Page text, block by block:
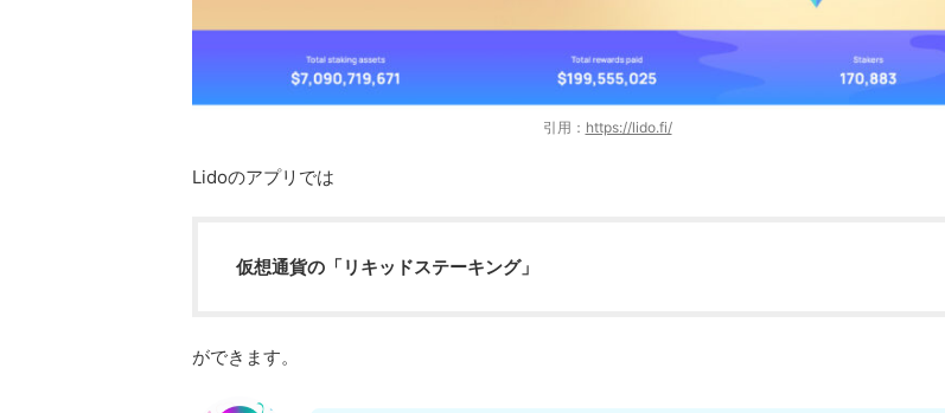
引用： https://lido.fi/
Lidoのアプリでは
仮想通貨の「リキッドステーキング」
ができます。